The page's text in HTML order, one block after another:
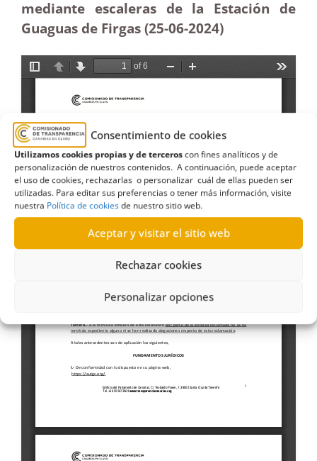
Consentimiento de cookies
Utilizamos cookies propias y de terceroscon fines analíticos y de
personalización de nuestros contenidos. A continuación, puede aceptar
el uso de cookies, rechazarlas o personalizar cuál de ellas pueden ser
utilizadas. Para editar sus preferencias o tener más información, visite
nuestra Política de cookiesde nuestro sitio web.
Aceptar y visitar el sitio web
Rechazar cookies
Personalizar opciones
mediante escaleras de la Estación de
Guaguas de Firgas (25-06-2024)